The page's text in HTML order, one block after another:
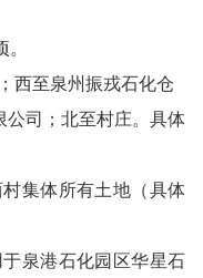
。
；西至泉州振戎石化仓
公司 ；北至村庄。具体
村集体所有土地（具体
泉港石化园区华星石